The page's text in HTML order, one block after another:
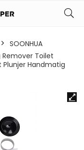
SOONHUA
Toilet
Plunjer Handmatig